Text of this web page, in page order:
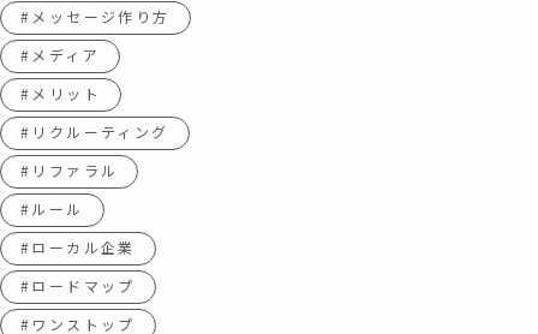
#メッセージ作り方
#メディア
#メリット
#リクルーティング
#リファラル
#ルール
#ローカル企業
#ロードマップ
#ワンストップ